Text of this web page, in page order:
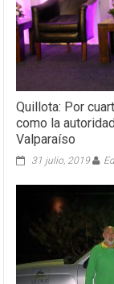
Quillota: Por
como la
Valparaíso
31 julio, 2019